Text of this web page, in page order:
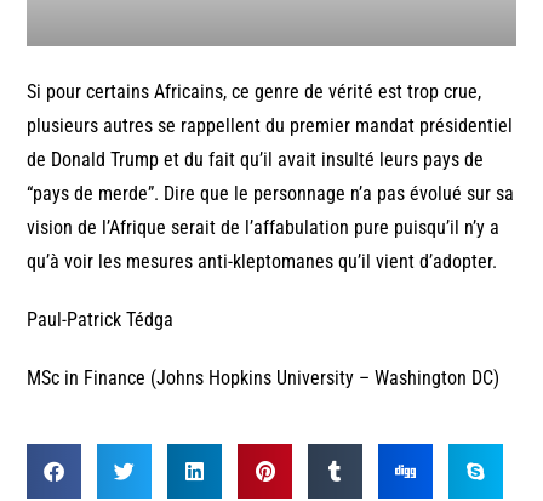
Si pour certains Africains, ce genre de vérité est trop crue,
plusieurs autres se rappellent du premier mandat présidentiel
de Donald Trump et du fait qu’il avait insulté leurs pays de
“pays de merde”. Dire que le personnage n’a pas évolué sur sa
vision de l’Afrique serait de l’affabulation pure puisqu’il n’y a
qu’à voir les mesures anti-kleptomanes qu’il vient d’adopter.
Paul-Patrick Tédga
MSc in Finance (Johns Hopkins University – Washington DC)